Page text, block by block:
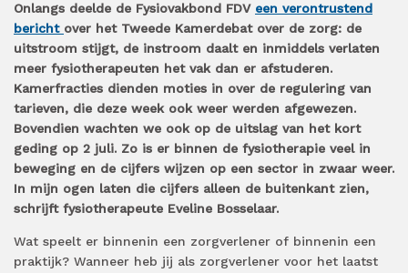
Onlangs deelde de Fysiovakbond FDV een verontrustend
bericht over het Tweede Kamerdebat over de zorg: de
uitstroom stijgt, de instroom daalt en inmiddels verlaten
meer fysiotherapeuten het vak dan er afstuderen.
Kamerfracties dienden moties in over de regulering van
tarieven, die deze week ook weer werden afgewezen.
Bovendien wachten we ook op de uitslag van het kort
geding op 2 juli. Zo is er binnen de fysiotherapie veel in
beweging en de cijfers wijzen op een sector in zwaar weer.
In mijn ogen laten die cijfers alleen de buitenkant zien,
schrijft fysiotherapeute Eveline Bosselaar.
Wat speelt er binnenin een zorgverlener of binnenin een
praktijk? Wanneer heb jij als zorgverlener voor het laatst